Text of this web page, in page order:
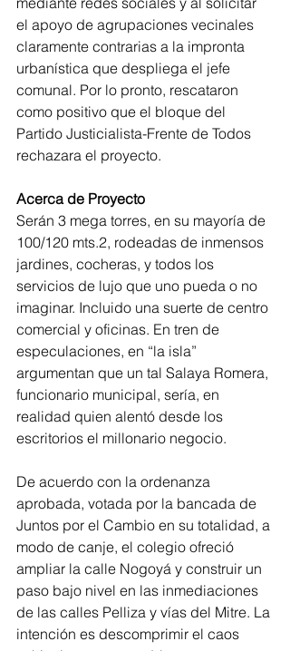
el apoyo de agrupaciones vecinales
claramente contrarias a la impronta
urbanística que despliega el jefe
comunal. Por lo pronto, rescataron
como positivo que el bloque del
Partido Justicialista-Frente de Todos
rechazara el proyecto.
Acerca de Proyecto
Serán 3 mega torres, en su mayoría de
100/120 mts.2, rodeadas de inmensos
jardines, cocheras, y todos los
servicios de lujo que uno pueda o no
imaginar. Incluido una suerte de centro
comercial y oficinas. En tren de
especulaciones, en “la isla”
argumentan que un tal Salaya Romera,
funcionario municipal, sería, en
realidad quien alentó desde los
escritorios el millonario negocio.
De acuerdo con la ordenanza
aprobada, votada por la bancada de
Juntos por el Cambio en su totalidad, a
modo de canje, el colegio ofreció
ampliar la calle Nogoyá y construir un
paso bajo nivel en las inmediaciones
de las calles Pelliza y vías del Mitre. La
intención es descomprimir el caos